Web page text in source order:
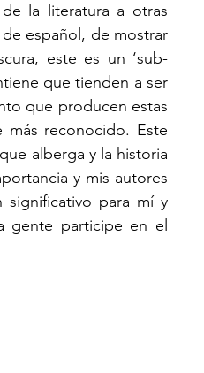
la literatura a otras
español, de mostrar
este es un ‘sub-
que tienden a ser
que producen estas
reconocido. Este
alberga y la historia
y mis autores
para mí y
gente participe en el